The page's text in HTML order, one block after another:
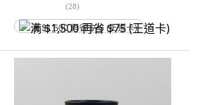
(28)
满 $1,500 再省 $75 (王道卡)